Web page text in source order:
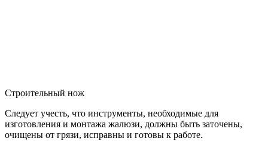
Строительный нож
Следует учесть, что инструменты, необходимые для
изготовления и монтажа жалюзи, должны быть заточены,
очищены от грязи, исправны и готовы к работе.